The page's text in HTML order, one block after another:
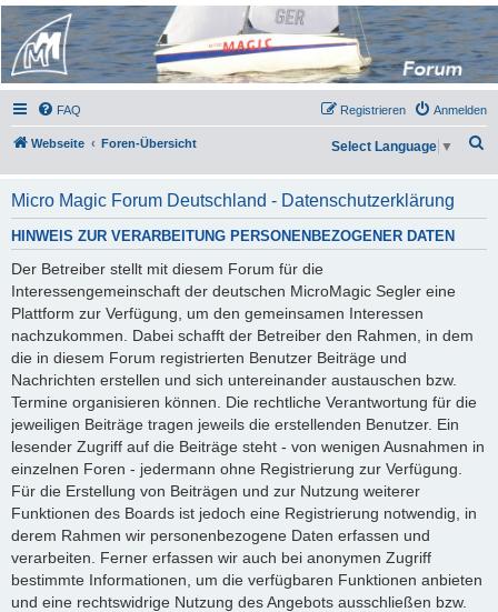
Micro Magic Forum
Deutschland
FAQ Anmelden
Registrieren
Webseite Foren-Übersicht
h
e
Select Language ▼
Micro Magic Forum Deutschland - Datenschutzerklärung
HINWEIS ZUR VERARBEITUNG PERSONENBEZOGENER DATEN
Der Betreiber stellt mit diesem Forum für die
Interessengemeinschaft der deutschen MicroMagic Segler eine
Plattform zur Verfügung, um den gemeinsamen Interessen
nachzukommen. Dabei schafft der Betreiber den Rahmen, in dem
die in diesem Forum registrierten Benutzer Beiträge und
Nachrichten erstellen und sich untereinander austauschen bzw.
Termine organisieren können. Die rechtliche Verantwortung für die
jeweiligen Beiträge tragen jeweils die erstellenden Benutzer. Ein
lesender Zugriff auf die Beiträge steht - von wenigen Ausnahmen in
einzelnen Foren - jedermann ohne Registrierung zur Verfügung.
Für die Erstellung von Beiträgen und zur Nutzung weiterer
Funktionen des Boards ist jedoch eine Registrierung notwendig, in
derem Rahmen wir personenbezogene Daten erfassen und
verarbeiten. Ferner erfassen wir auch bei anonymen Zugriff
bestimmte Informationen, um die verfügbaren Funktionen anbieten
und eine rechtswidrige Nutzung des Angebots ausschließen bzw.